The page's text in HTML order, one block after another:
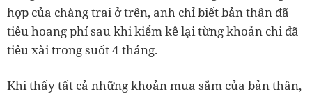
hợp của chàng trai ở trên, anh chỉ biết bản thân đã
tiêu hoang phí sau khi kiểm kê lại từng khoản chi đã
tiêu xài trong suốt 4 tháng.
Khi thấy tất cả những khoản mua sắm của bản thân,